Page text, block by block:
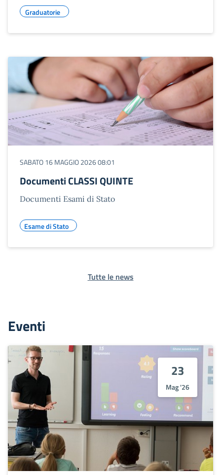
Graduatorie
SABATO 16 MAGGIO 2026 08:01
Documenti CLASSI QUINTE
Documenti Esami di Stato
Esame di Stato
Tutte le news
Eventi
23
Mag '26